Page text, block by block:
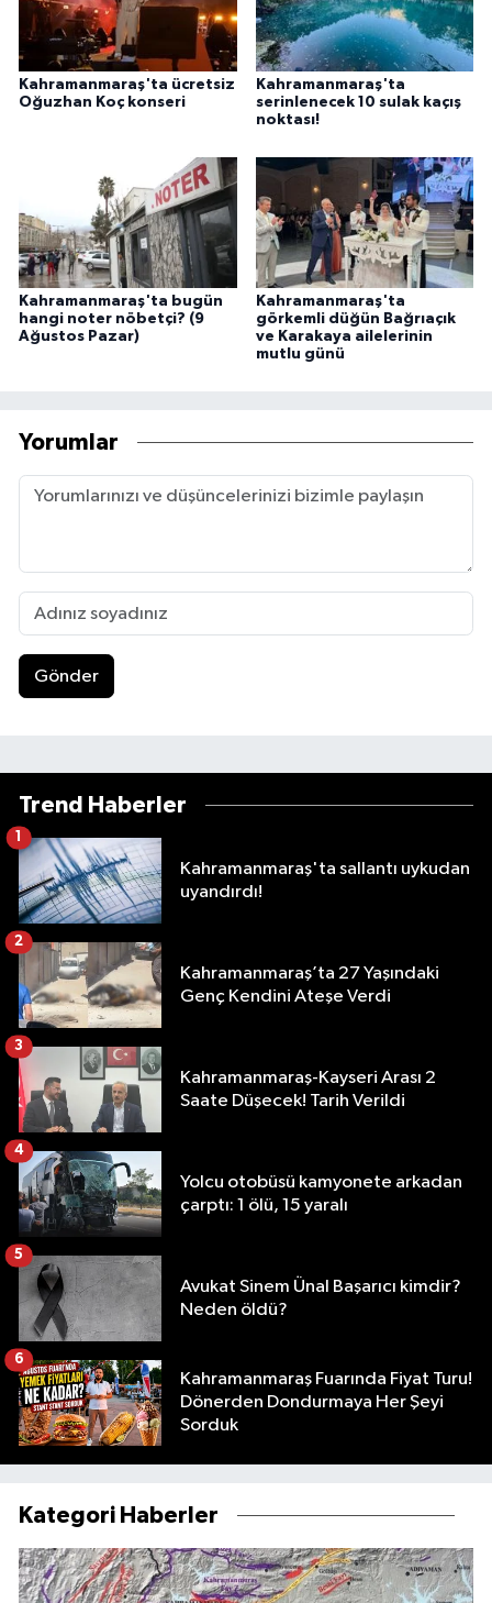
Kahramanmaraş'ta ücretsiz
Oğuzhan Koç konseri
Kahramanmaraş'ta
serinlenecek 10 sulak kaçış
noktası!
Kahramanmaraş'ta bugün
hangi noter nöbetçi? (9
Ağustos Pazar)
Kahramanmaraş'ta
görkemli düğün Bağrıaçık
ve Karakaya ailelerinin
mutlu günü
Yorumlar
Gönder
Trend Haberler
Kahramanmaraş'ta sallantı uykudan
uyandırdı!
1
Kahramanmaraş’ta 27 Yaşındaki
Genç Kendini Ateşe Verdi
2
Kahramanmaraş-Kayseri Arası 2
Saate Düşecek! Tarih Verildi
3
Yolcu otobüsü kamyonete arkadan
çarptı: 1 ölü, 15 yaralı
4
Avukat Sinem Ünal Başarıcı kimdir?
Neden öldü?
5
Kahramanmaraş Fuarında Fiyat Turu!
Dönerden Dondurmaya Her Şeyi
Sorduk
6
Kategori Haberler